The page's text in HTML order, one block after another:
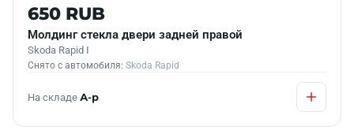
Б/У В НАЛИЧИИ
650 RUB
Молдинг стекла двери задней правой
Skoda Rapid I
Снято с автомобиля: Skoda Rapid
На складе А-р